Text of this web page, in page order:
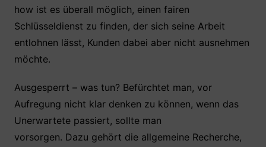
how ist es überall möglich, einen fairen
Schlüsseldienst zu finden, der sich seine Arbeit
entlohnen lässt, Kunden dabei aber nicht ausnehmen
möchte.
Ausgesperrt – was tun? Befürchtet man, vor
Aufregung nicht klar denken zu können, wenn das
Unerwartete passiert, sollte man
vorsorgen. Dazu gehört die allgemeine Recherche,